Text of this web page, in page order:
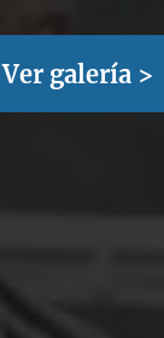
Ver galería >